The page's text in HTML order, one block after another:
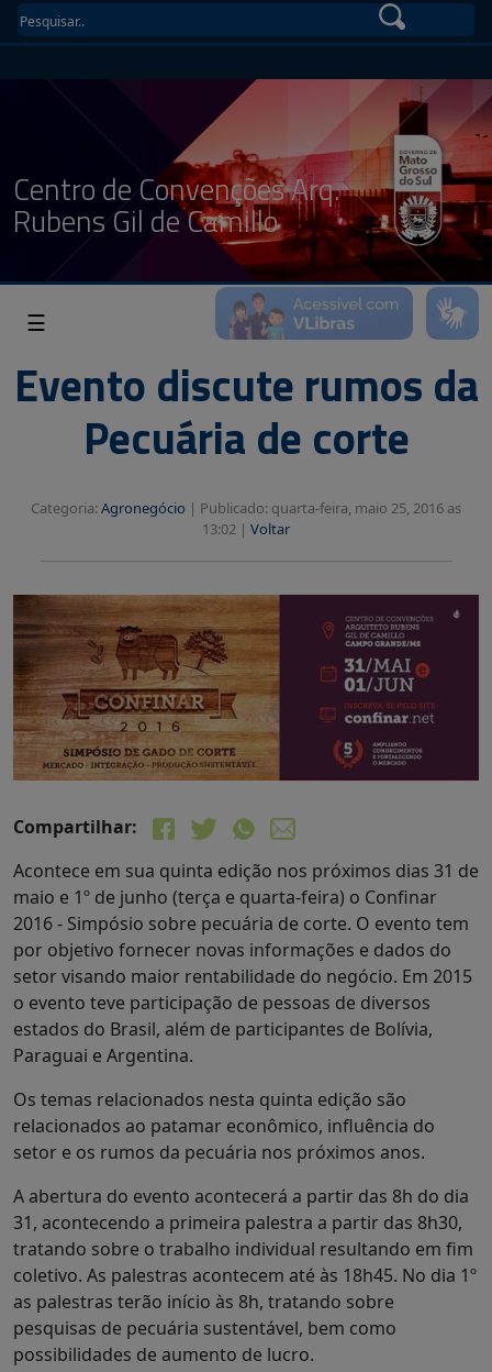
Centro de Convenções Arq.
Rubens Gil de Camillo
☰
Evento discute rumos da
Pecuária de corte
Categoria:Agronegócio | Publicado: quarta-feira, maio 25, 2016 as
13:02 | Voltar
Compartilhar:
Acontece em sua quinta edição nos próximos dias 31 de
maio e 1º de junho (terça e quarta-feira) o Confinar
2016 - Simpósio sobre pecuária de corte. O evento tem
por objetivo fornecer novas informações e dados do
setor visando maior rentabilidade do negócio. Em 2015
o evento teve participação de pessoas de diversos
estados do Brasil, além de participantes de Bolívia,
Paraguai e Argentina.
Os temas relacionados nesta quinta edição são
relacionados ao patamar econômico, influência do
setor e os rumos da pecuária nos próximos anos.
A abertura do evento acontecerá a partir das 8h do dia
31, acontecendo a primeira palestra a partir das 8h30,
tratando sobre o trabalho individual resultando em fim
coletivo. As palestras acontecem até às 18h45. No dia 1º
as palestras terão início às 8h, tratando sobre
pesquisas de pecuária sustentável, bem como
possibilidades de aumento de lucro.